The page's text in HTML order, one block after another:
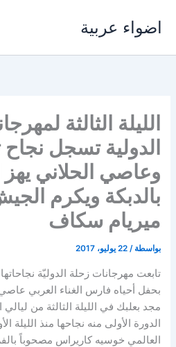
اضواء عربية
الليلة الثالثة
الدولية تسجل نجاح
وعاصي الحلاني
بالدبكة ويكرم
ميريام سكاف
بواسطة /22 يوليو، 2017
تابعت مهرجانات زحلة الدوليّة
بحفل أحياه فارس الغناء العربي
مجد بعلبك في الليلة الثالثة من
الدورة الأولى منه نجاحها منذ الليلة
العالمي خوسيه كاريراس مصحوباً